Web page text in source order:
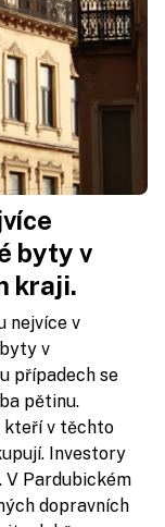
byty v
kraji.
nejvíce v
v
případech se
pětinu.
kteří v těchto
Investory
V Pardubickém
dopravních